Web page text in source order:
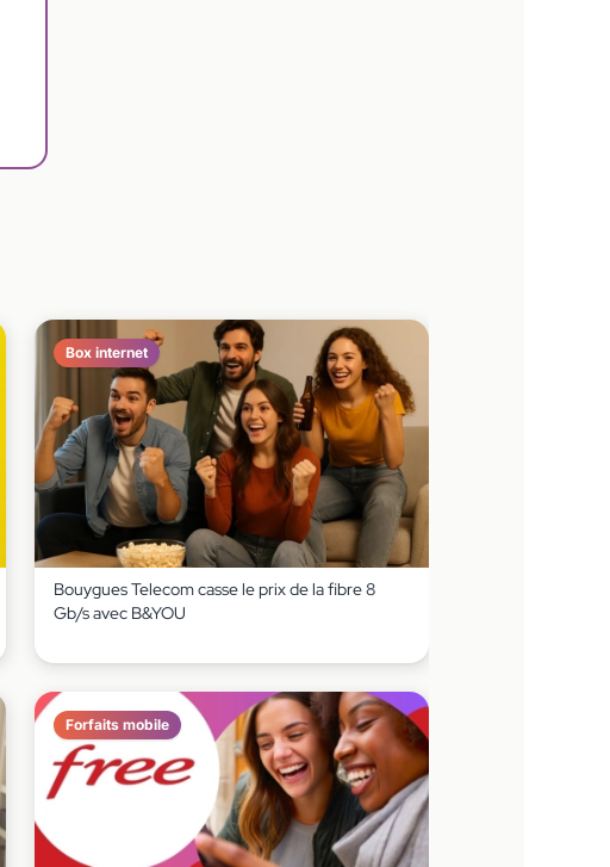
Box internet
Bouygues Telecom casse le prix de la fibre 8
Gb/s avec B&YOU
Forfaits mobile